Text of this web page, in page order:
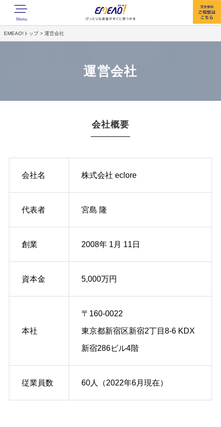
EMEAO!トップ>運営会社
運営会社
会社概要